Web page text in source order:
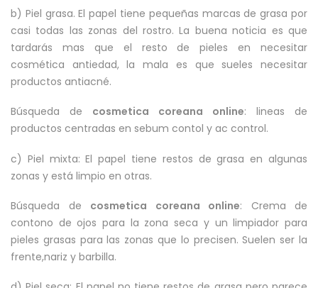
b) Piel grasa. El papel tiene pequeñas marcas de grasa por
casi todas las zonas del rostro. La buena noticia es que
tardarás mas que el resto de pieles en necesitar
cosmética antiedad, la mala es que sueles necesitar
productos antiacné.
Búsqueda de cosmetica coreana online: lineas de
productos centradas en sebum contol y ac control.
c) Piel mixta: El papel tiene restos de grasa en algunas
zonas y está limpio en otras.
Búsqueda de cosmetica coreana online: Crema de
contono de ojos para la zona seca y un limpiador para
pieles grasas para las zonas que lo precisen. Suelen ser la
frente,nariz y barbilla.